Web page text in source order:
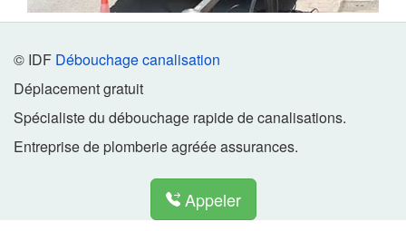
© IDF Débouchage canalisation
Déplacement gratuit
Spécialiste du débouchage rapide de canalisations.
Entreprise de plomberie agréée assurances.
Appeler